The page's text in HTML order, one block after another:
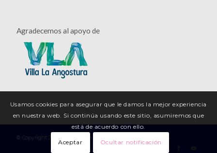
Agradecemos al apoyo de
© Copyright 2026 | Asociación Filarmónica de los Siete Lagos
Usamos cookies para asegurar que le damos la mejor experiencia
en nuestra web. Si continúa usando este sitio, asumiremos que
está de acuerdo con ello.
Aceptar Ocultar notificación